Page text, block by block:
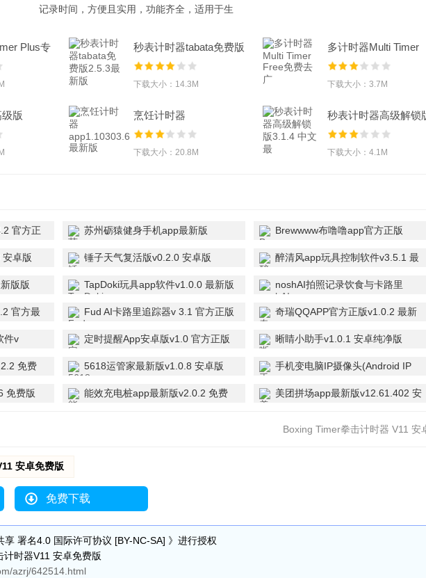
记录时间，方便且实用，功能齐全，适用于生
Plus专
秒表计时器tabata免费版
2.5.3最新版
下载大小：14.3M
多计时器Multi Timer
Free免费去广
下载大小：3.7M
版
烹饪计时器
app1.10303.6最新版
下载大小：20.8M
秒表计时器高级解锁
3.1.4 中文最
下载大小：4.1M
官方正
苏州砺猿健身手机app最新版
Brewwww布噜噜app官方正版
卓版 锤子天气复活版v0.2.0 安卓版
醉清风app玩具控制软件v3.5.1 最
版版 TapDoki玩具app软件v1.0.0 最新版
noshAI拍照记录饮食与卡路里
官方最
Fud AI卡路里追踪器v 3.1 官方正版
奇瑞QQAPP官方正版v1.0.2 最新
件v
定时提醒App安卓版v1.0 官方正版 晰睛小助手v1.0.1 安卓纯净版
免费
5618运管家最新版v1.0.8 安卓版
手机变电脑IP摄像头(Android IP
免费版
能效充电桩app最新版v2.0.2 免费
美团拼场app最新版v12.61.402 安
Boxing Timer拳击计时器 V11 安
安卓免费版
免费下载
享 署名4.0 国际许可协议 [BY-NC-SA] 》进行授权
时器V11 安卓免费版
azrj/642514.html